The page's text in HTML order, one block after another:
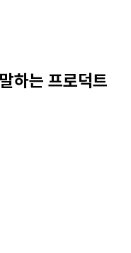
하는 프로덕트